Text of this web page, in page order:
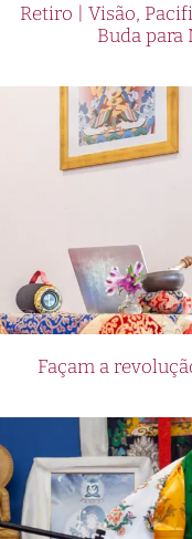
Retiro | Visão,
Buda para
Façam a